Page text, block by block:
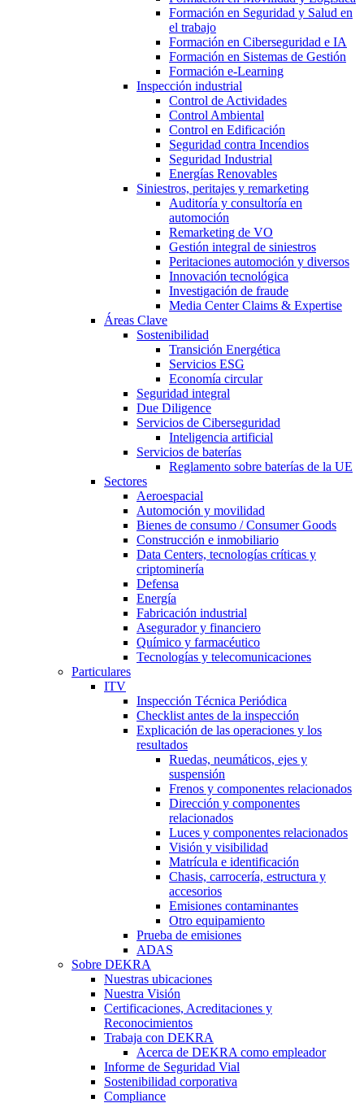
Formación en Seguridad y Salud en
el trabajo
Formación en Ciberseguridad e IA
Formación en Sistemas de Gestión
Formación e-Learning
Inspección industrial
Control de Actividades
Control Ambiental
Control en Edificación
Seguridad contra Incendios
Seguridad Industrial
Energías Renovables
Siniestros, peritajes y remarketing
Auditoría y consultoría en
automoción
Remarketing de VO
Gestión integral de siniestros
Peritaciones automoción y diversos
Innovación tecnológica
Investigación de fraude
Media Center Claims & Expertise
Áreas Clave
Sostenibilidad
Transición Energética
Servicios ESG
Economía circular
Seguridad integral
Due Diligence
Servicios de Ciberseguridad
Inteligencia artificial
Servicios de baterías
Reglamento sobre baterías de la UE
Sectores
Aeroespacial
Automoción y movilidad
Bienes de consumo / Consumer Goods
Construcción e inmobiliario
Data Centers, tecnologías críticas y
criptominería
Defensa
Energía
Fabricación industrial
Asegurador y financiero
Químico y farmacéutico
Tecnologías y telecomunicaciones
Particulares
ITV
Inspección Técnica Periódica
Checklist antes de la inspección
Explicación de las operaciones y los
resultados
Ruedas, neumáticos, ejes y
suspensión
Frenos y componentes relacionados
Dirección y componentes
relacionados
Luces y componentes relacionados
Visión y visibilidad
Matrícula e identificación
Chasis, carrocería, estructura y
accesorios
Emisiones contaminantes
Otro equipamiento
Prueba de emisiones
ADAS
Sobre DEKRA
Nuestras ubicaciones
Nuestra Visión
Certificaciones, Acreditaciones y
Reconocimientos
Trabaja con DEKRA
Acerca de DEKRA como empleador
Informe de Seguridad Vial
Sostenibilidad corporativa
Compliance